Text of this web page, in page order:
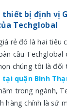
thiết bị định vị
Techglobal
rẻ đó là hai tiêu
cầu Techglobal
chúng tôi là đối
quận Bình
trong ngành,
hàng chính là sứ